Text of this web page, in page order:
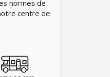
normes de
centre de